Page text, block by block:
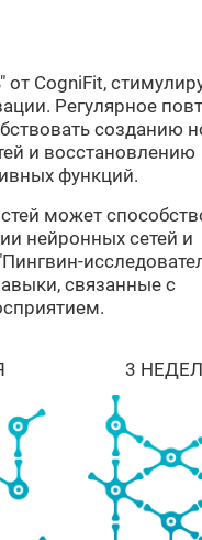
от CogniFit,
Регулярное
созданию
и восстановлению
функций.
может
нейронных сетей и
связанные с
3